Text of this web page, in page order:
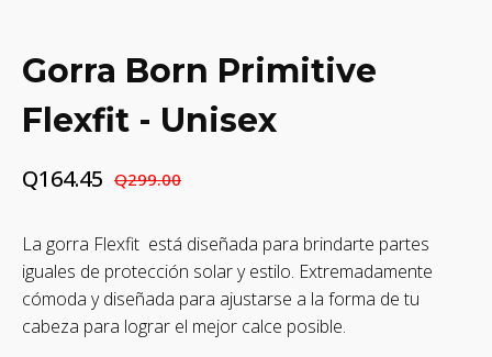
Gorra Born Primitive
Flexfit - Unisex
Q299.00
El
precio
original
era:
Q299.00.
Q164.45
El
precio
actual
es:
Q164.45.
La gorra Flexfit está diseñada para brindarte partes
iguales de protección solar y estilo. Extremadamente
cómoda y diseñada para ajustarse a la forma de tu
cabeza para lograr el mejor calce posible.